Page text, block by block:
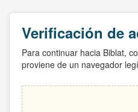
Verificación de
Para continuar hacia Biblat,
proviene de un navegador